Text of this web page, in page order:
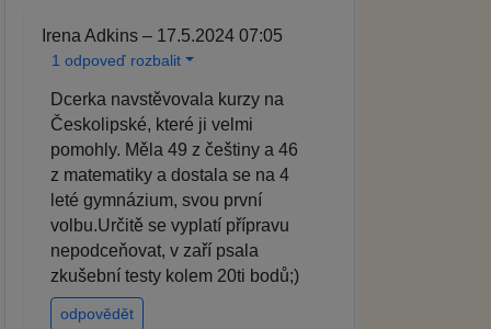
Irena Adkins – 17.5.2024 07:05
1 odpoveď rozbalit
Dcerka navstěvovala kurzy na
Českolipské, které ji velmi
pomohly. Měla 49 z češtiny a 46
z matematiky a dostala se na 4
leté gymnázium, svou první
volbu.Určitě se vyplatí přípravu
nepodceňovat, v zaří psala
zkušební testy kolem 20ti bodů;)
odpovědět